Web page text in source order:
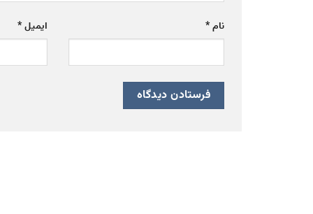
نام* ایمیل*